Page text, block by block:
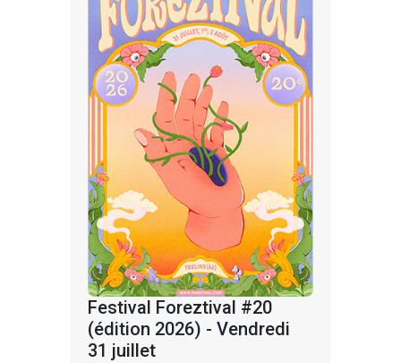
Festival Foreztival #20
(édition 2026) - Vendredi
31 juillet